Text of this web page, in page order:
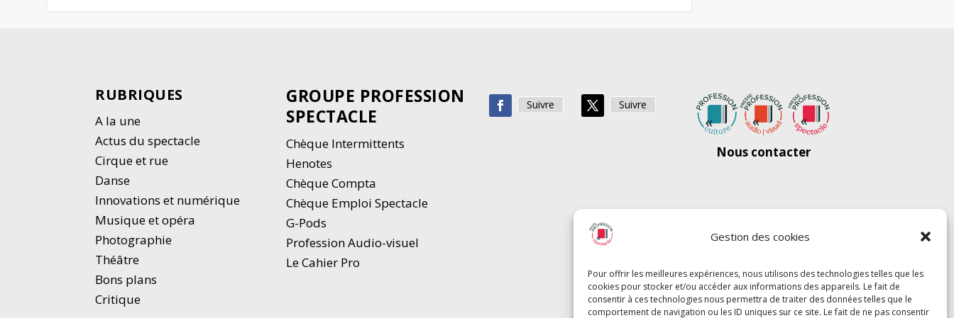
Gestion des cookies
Pour offrir les meilleures expériences, nous utilisons des technologies telles que les
cookies pour stocker et/ou accéder aux informations des appareils. Le fait de
consentir à ces technologies nous permettra de traiter des données telles que le
comportement de navigation ou les ID uniques sur ce site. Le fait de ne pas consentir
RUBRIQUES
A la une
Actus du spectacle
Cirque et rue
Danse
Innovations et numérique
Musique et opéra
Photographie
Théâtre
Bons plans
Critique
GROUPE PROFESSION
SPECTACLE
Chèque Intermittents
Henotes
Chèque Compta
Chèque Emploi Spectacle
G-Pods
Profession Audio-visuel
Le Cahier Pro
Suivre Suivre
Nous contacter